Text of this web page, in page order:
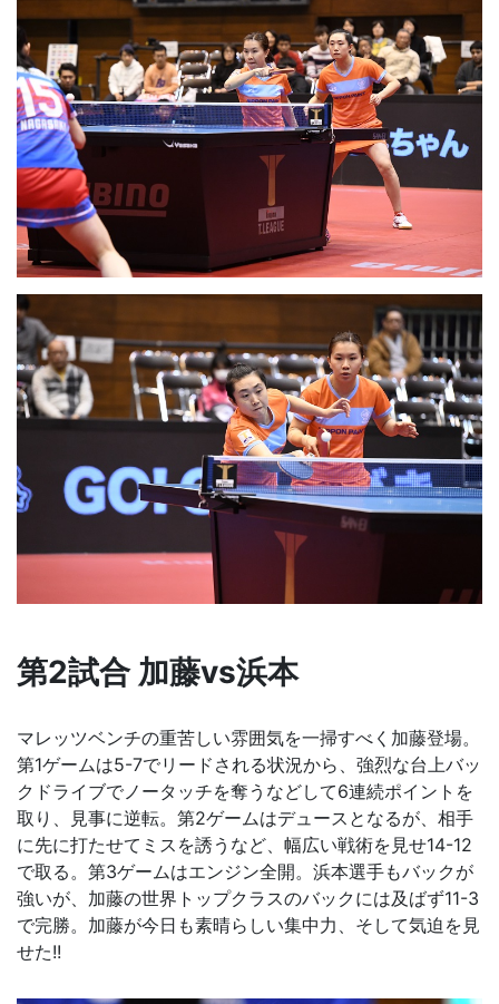
第2試合 加藤vs浜本
マレッツベンチの重苦しい雰囲気を一掃すべく加藤登場。
第1ゲームは5-7でリードされる状況から、強烈な台上バッ
クドライブでノータッチを奪うなどして6連続ポイントを
取り、見事に逆転。第2ゲームはデュースとなるが、相手
に先に打たせてミスを誘うなど、幅広い戦術を見せ14-12
で取る。第3ゲームはエンジン全開。浜本選手もバックが
強いが、加藤の世界トップクラスのバックには及ばず11-3
で完勝。加藤が今日も素晴らしい集中力、そして気迫を見
せた!!